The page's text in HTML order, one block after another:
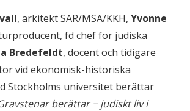
, arkitekt SAR/MSA/KKH, Yvonne
fd chef för judiska
Bredefeldt, docent och tidigare
vid ekonomisk-historiska
Stockholms universitet berättar
berättar − judiskt liv i